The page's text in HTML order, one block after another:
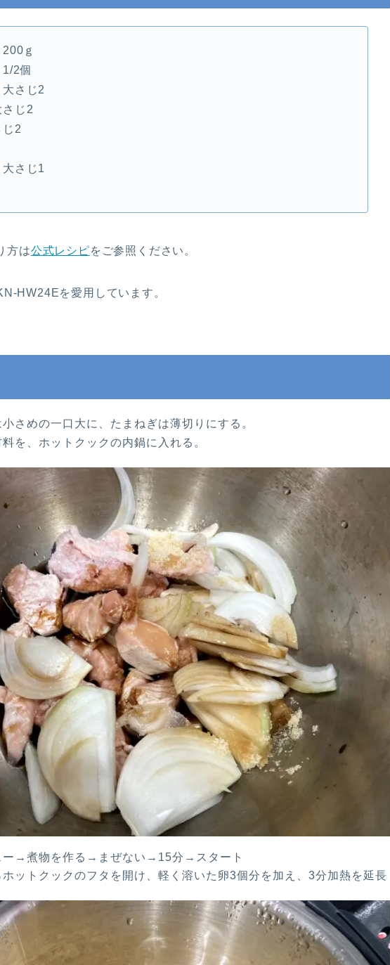
ｇ
2個
さじ2
じ2
2
さじ1
方は公式レシピをご参照ください。
HW24Eを愛用しています。
さめの一口大に、たまねぎは薄切りにする。
を、ホットクックの内鍋に入れる。
ー→煮物を作る→まぜない→15分→スタート
ットクックのフタを開け、軽く溶いた卵3個分を加え、3分加熱を延長